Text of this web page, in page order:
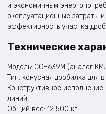
и экономичным
эксплуатационные затраты
эффективность участка
Технические
Модель: CCH639M (аналог
Тип: конусная дробилка для
Конструктивное
линий
Общий вес: 12 500 кг